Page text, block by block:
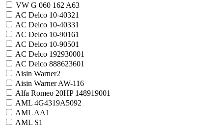
VW G 060 162 A63
AC Delco 10-40321
AC Delco 10-40331
AC Delco 10-90161
AC Delco 10-90501
AC Delco 192930001
AC Delco 888623601
Aisin Warner2
Aisin Warner AW-116
Alfa Romeo 20HP 148919001
AML 4G4319A5092
AML AA1
AML S1